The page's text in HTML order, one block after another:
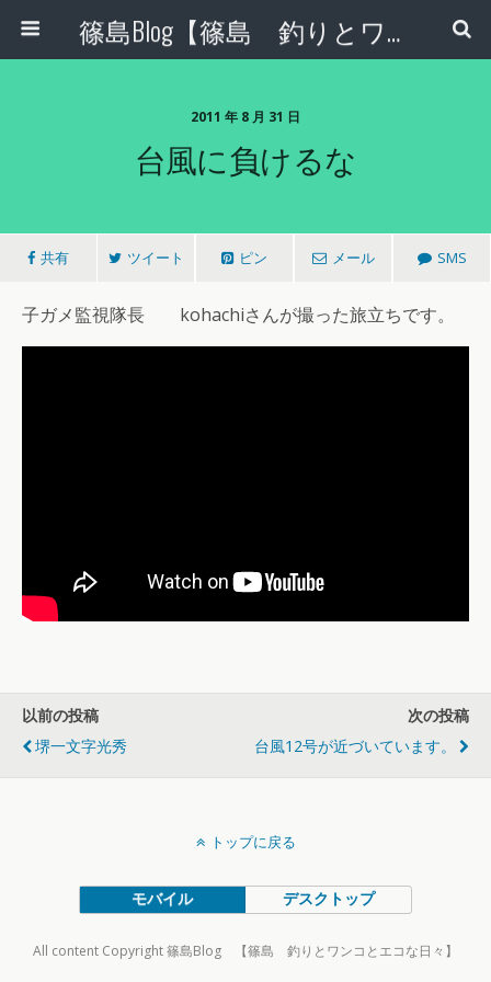
篠島Blog【篠島 釣りとワンコとエコな日々】
2011 年 8 月 31 日
台風に負けるな
共有 ツイート ピン メール SMS
子ガメ監視隊長 kohachiさんが撮った旅立ちです。
以前の投稿
堺一文字光秀
次の投稿
台風12号が近づいています。
トップに戻る
モバイル デスクトップ
All content Copyright 篠島Blog 【篠島 釣りとワンコとエコな日々】